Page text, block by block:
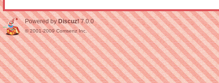
Powered byDiscuz! 7.0.0
© 2001-2009Comsenz Inc.